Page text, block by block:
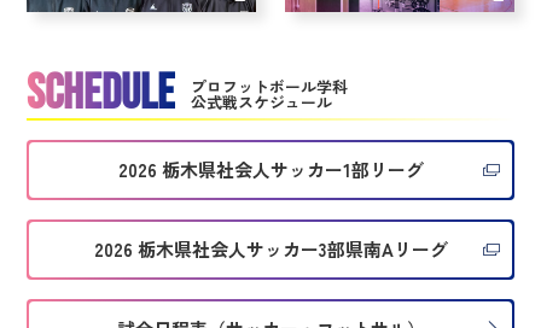
SCHEDULE プロフットボール学科
公式戦スケジュール
2026 栃木県社会人サッカー1部リーグ
2026 栃木県社会人サッカー3部県南Aリーグ